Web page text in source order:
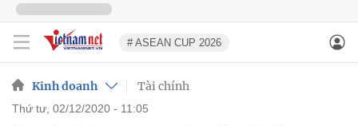
# ASEAN CUP 2026
Kinh doanh Tài chính
thứ tư, 02/12/2020 - 11:05